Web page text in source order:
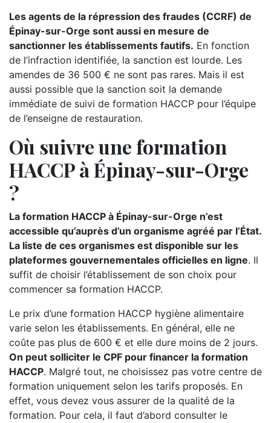
Les agents de la répression des fraudes (CCRF) de
Épinay-sur-Orge sont aussi en mesure de
sanctionner les établissements fautifs. En fonction
de l’infraction identifiée, la sanction est lourde. Les
amendes de 36 500 € ne sont pas rares. Mais il est
aussi possible que la sanction soit la demande
immédiate de suivi de formation HACCP pour l’équipe
de l’enseigne de restauration.
Où suivre une formation
HACCP à Épinay-sur-Orge
?
La formation HACCP à Épinay-sur-Orge n’est
accessible qu’auprès d’un organisme agréé par l’État.
La liste de ces organismes est disponible sur les
plateformes gouvernementales officielles en ligne. Il
suffit de choisir l’établissement de son choix pour
commencer sa formation HACCP.
Le prix d’une formation HACCP hygiène alimentaire
varie selon les établissements. En général, elle ne
coûte pas plus de 600 € et elle dure moins de 2 jours.
On peut solliciter le CPF pour financer la formation
HACCP. Malgré tout, ne choisissez pas votre centre de
formation uniquement selon les tarifs proposés. En
effet, vous devez vous assurer de la qualité de la
formation. Pour cela, il faut d’abord consulter le